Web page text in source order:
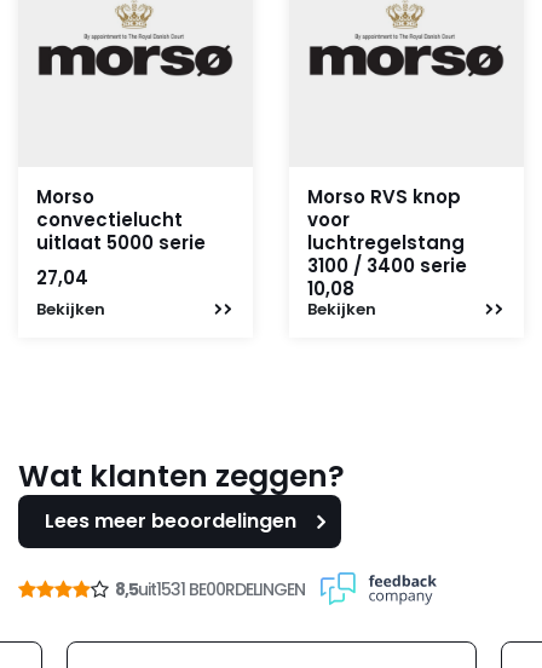
Morso
convectielucht
uitlaat 5000 serie
27,04
Bekijken
Morso RVS knop
voor
luchtregelstang
3100 / 3400 serie
10,08
Bekijken
Wat klanten zeggen?
Lees meer beoordelingen
8,5uit1531 BE00RDELINGEN